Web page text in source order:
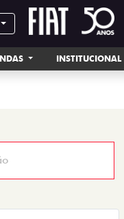
INSTITUCIONAL